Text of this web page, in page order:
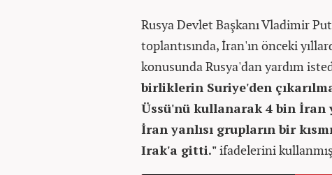
Rusya Devlet Başkanı Vladimir
toplantısında, İran'ın önceki
konusunda Rusya'dan yardım
birliklerin Suriye'den
Üssü'nü kullanarak 4 bin İran
İran yanlısı grupların bir
Irak'a gitti."ifadelerini